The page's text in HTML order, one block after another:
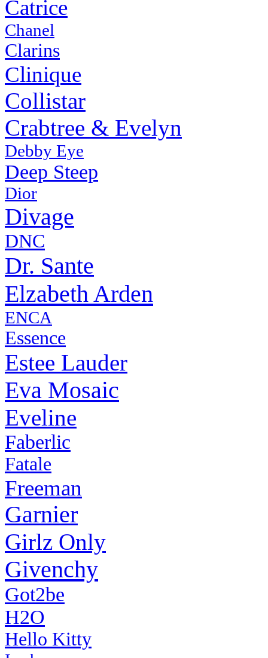
Catrice
Chanel
Clarins
Clinique
Collistar
Crabtree & Evelyn
Debby Eye
Deep Steep
Dior
Divage
DNC
Dr. Sante
Elzabeth Arden
ENCA
Essence
Estee Lauder
Eva Mosaic
Eveline
Faberlic
Fatale
Freeman
Garnier
Girlz Only
Givenchy
Got2be
H2O
Hello Kitty